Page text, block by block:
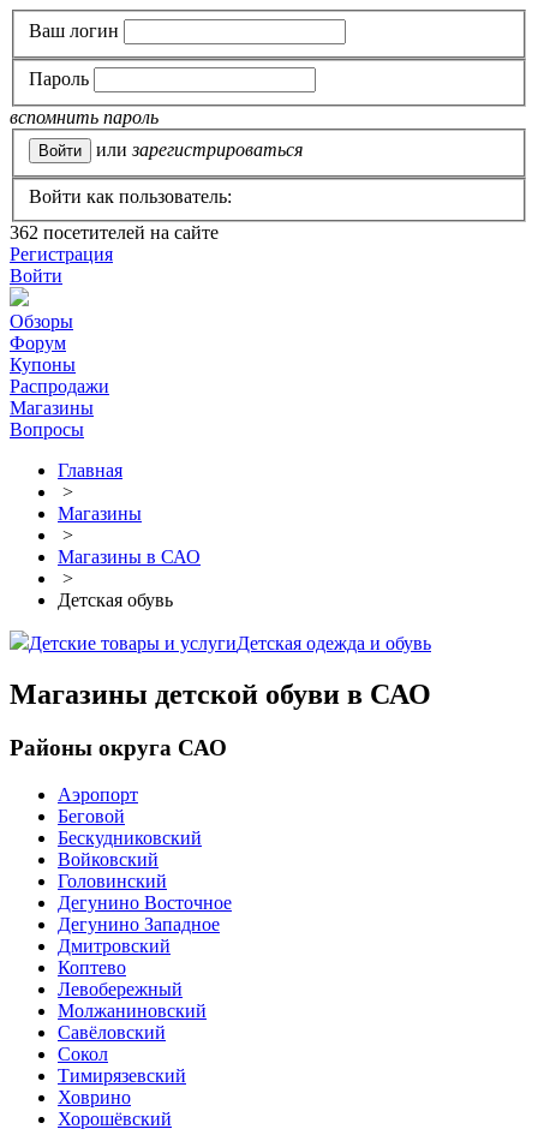
Ваш логин
Пароль
вспомнить пароль
или зарегистрироваться
Войти как пользователь:
362 посетителей на сайте
Регистрация
Войти
Обзоры
Форум
Купоны
Распродажи
Магазины
Вопросы
Главная
>
Магазины
>
Магазины в САО
>
Детская обувь
Детские товары и услугиДетская одежда и обувь
Магазины детской обуви в САО
Районы округа САО
Аэропорт
Беговой
Бескудниковский
Войковский
Головинский
Дегунино Восточное
Дегунино Западное
Дмитровский
Коптево
Левобережный
Молжаниновский
Савёловский
Сокол
Тимирязевский
Ховрино
Хорошёвский